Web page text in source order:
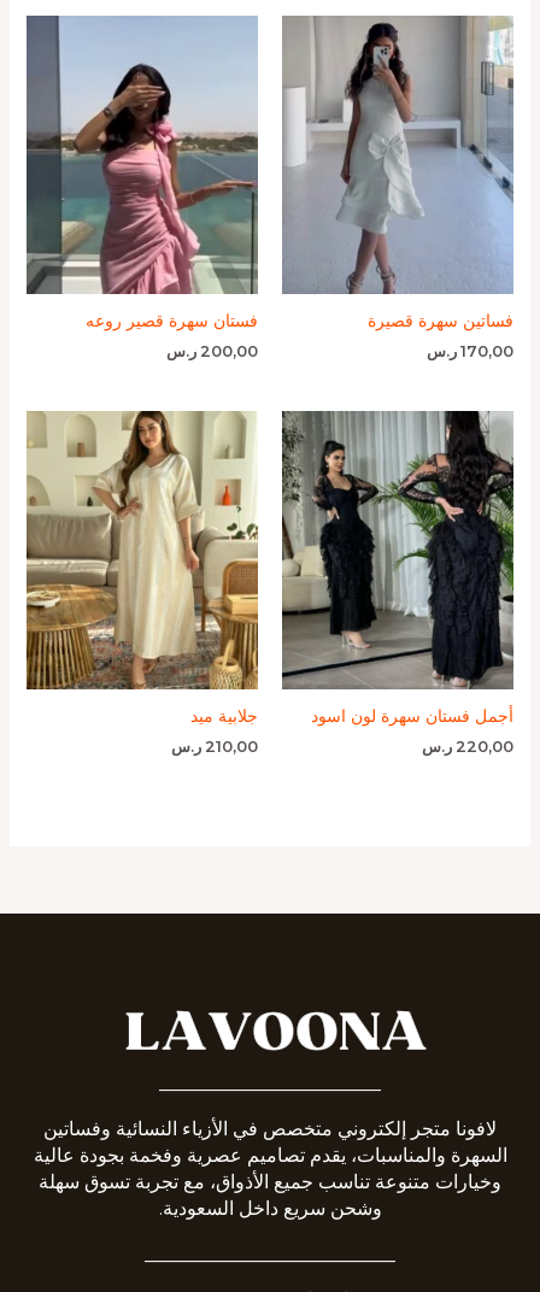
فساتين سهرة قصيرة
170,00 ر.س
فستان سهرة قصير روعه
200,00 ر.س
أجمل فستان سهرة لون اسود
220,00 ر.س
جلابية ميد
210,00 ر.س
لافونا متجر إلكتروني متخصص في الأزياء النسائية وفساتين
السهرة والمناسبات، يقدم تصاميم عصرية وفخمة بجودة عالية
وخيارات متنوعة تناسب جميع الأذواق، مع تجربة تسوق سهلة
وشحن سريع داخل السعودية.